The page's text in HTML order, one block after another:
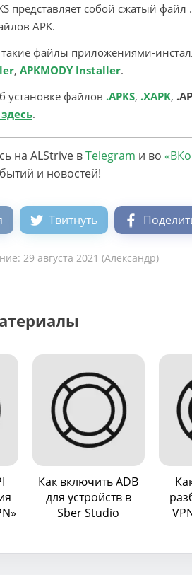
представляет собой сжатый
APK.
такие файлы приложениями-
, APKMODY Installer.
установке файлов .APKS, .XAPK,
.
на ALStrive вTelegram и во
и новостей!
Твитнуть
29 августа 2021 (Александр)
Как включить ADB
для устройств в
Sber Studio